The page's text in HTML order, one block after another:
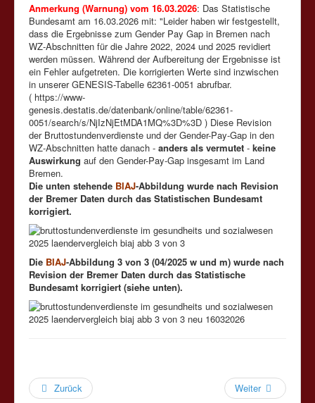
Anmerkung (Warnung) vom 16.03.2026: Das Statistische
Bundesamt am 16.03.2026 mit: "Leider haben wir festgestellt,
dass die Ergebnisse zum Gender Pay Gap in Bremen nach
WZ-Abschnitten für die Jahre 2022, 2024 und 2025 revidiert
werden müssen. Während der Aufbereitung der Ergebnisse ist
ein Fehler aufgetreten. Die korrigierten Werte sind inzwischen
in unserer GENESIS-Tabelle 62361-0051 abrufbar.
( https://www-
genesis.destatis.de/datenbank/online/table/62361-
0051/search/s/NjIzNjEtMDA1MQ%3D%3D ) Diese Revision
der Bruttostundenverdienste und der Gender-Pay-Gap in den
WZ-Abschnitten hatte danach - anders als vermutet - keine
Auswirkung auf den Gender-Pay-Gap insgesamt im Land
Bremen.
Die unten stehende BIAJ-Abbildung wurde nach Revision
der Bremer Daten durch das Statistischen Bundesamt
korrigiert.
Die BIAJ-Abbildung 3 von 3 (04/2025 w und m) wurde nach
Revision der Bremer Daten durch das Statistische
Bundesamt korrigiert (siehe unten).
Zurück Weiter